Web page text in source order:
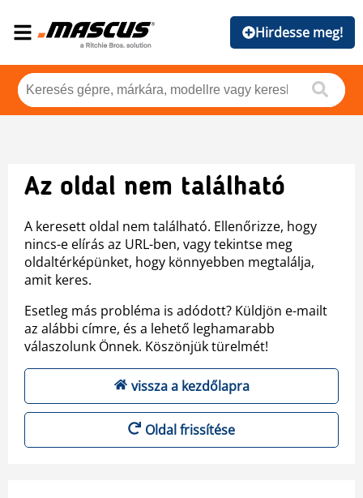
Hirdesse meg!
Az oldal nem található
A keresett oldal nem található. Ellenőrizze, hogy
nincs-e elírás az URL-ben, vagy tekintse meg
oldaltérképünket, hogy könnyebben megtalálja,
amit keres.
Esetleg más probléma is adódott? Küldjön e-mailt
az alábbi címre, és a lehető leghamarabb
válaszolunk Önnek. Köszönjük türelmét!
vissza a kezdőlapra
Oldal frissítése